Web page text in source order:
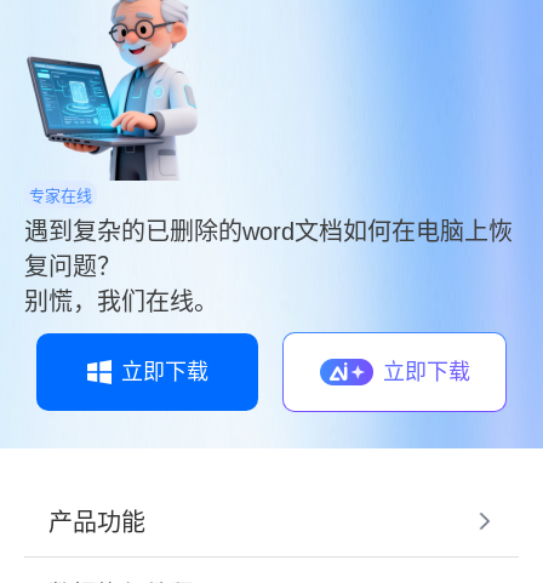
专家在线
遇到复杂的已删除的word文档如何在电脑上恢
复问题？
别慌，我们在线。
立即下载 立即下载
产品功能